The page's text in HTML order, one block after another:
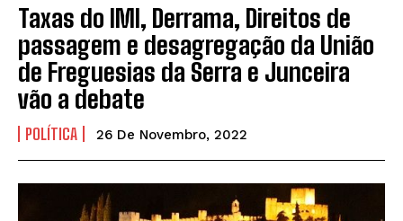
Taxas do IMI, Derrama, Direitos de
passagem e desagregação da União
de Freguesias da Serra e Junceira
vão a debate
POLÍTICA 26 De Novembro, 2022